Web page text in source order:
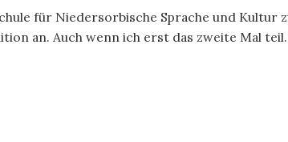
für Niedersorbische Sprache und Kultur
an. Auch wenn ich erst das zweite Mal